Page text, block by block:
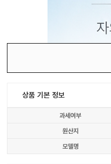
상품 기본 정보
과세여부
원산지
모델명